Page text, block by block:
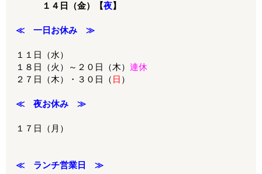
１４日（金）【夜】
≪ 一日お休み ≫
１１日（水）
１８日（火）～２０日（木）連休
２７日（木）・３０日（ 日 ）
≪ 夜お休み ≫
１７日（月）
≪ ランチ営業日 ≫